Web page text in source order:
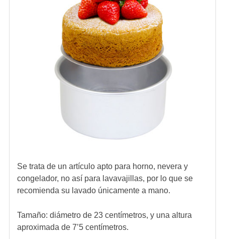
Se trata de un artículo apto para horno, nevera y
congelador, no así para lavavajillas, por lo que se
recomienda su lavado únicamente a mano.
Tamaño: diámetro de 23 centímetros, y una altura
aproximada de 7’5 centímetros.